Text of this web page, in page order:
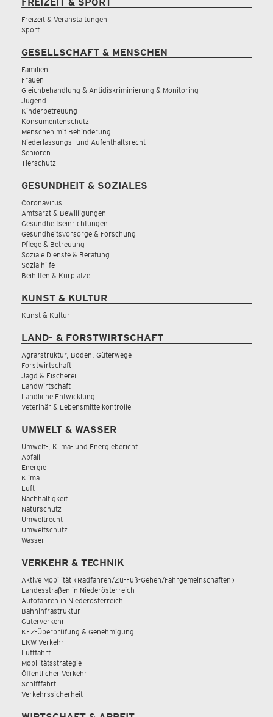
Freizeit & Veranstaltungen
Sport
GESELLSCHAFT & MENSCHEN
Familien
Frauen
Gleichbehandlung & Antidiskriminierung & Monitoring
Jugend
Kinderbetreuung
Konsumentenschutz
Menschen mit Behinderung
Niederlassungs- und Aufenthaltsrecht
Senioren
Tierschutz
GESUNDHEIT & SOZIALES
Coronavirus
Amtsarzt & Bewilligungen
Gesundheitseinrichtungen
Gesundheitsvorsorge & Forschung
Pflege & Betreuung
Soziale Dienste & Beratung
Sozialhilfe
Beihilfen & Kurplätze
KUNST & KULTUR
Kunst & Kultur
LAND- & FORSTWIRTSCHAFT
Agrarstruktur, Boden, Güterwege
Forstwirtschaft
Jagd & Fischerei
Landwirtschaft
Ländliche Entwicklung
Veterinär & Lebensmittelkontrolle
UMWELT & WASSER
Umwelt-, Klima- und Energiebericht
Abfall
Energie
Klima
Luft
Nachhaltigkeit
Naturschutz
Umweltrecht
Umweltschutz
Wasser
VERKEHR & TECHNIK
Aktive Mobilität (Radfahren/Zu-Fuß-Gehen/Fahrgemeinschaften)
Landesstraßen in Niederösterreich
Autofahren in Niederösterreich
Bahninfrastruktur
Güterverkehr
KFZ-Überprüfung & Genehmigung
LKW Verkehr
Luftfahrt
Mobilitätsstrategie
Öffentlicher Verkehr
Schifffahrt
Verkehrssicherheit